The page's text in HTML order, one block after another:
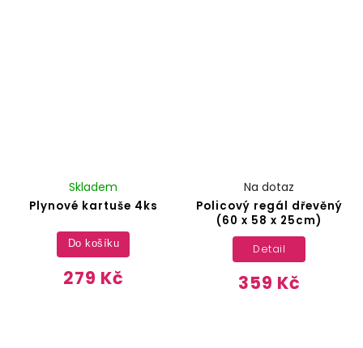
Plynové kartuše 4ks
Skladem
279 Kč
Do košíku
Policový regál dřevěný
(60 x 58 x 25cm)
Na dotaz
359 Kč
Detail